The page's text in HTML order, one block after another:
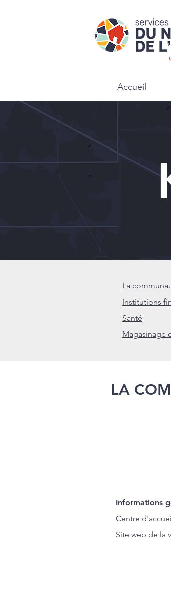
Accueil
La
Institutions
Santé
Magasinage
LA
Informations
Centre
Site web de la